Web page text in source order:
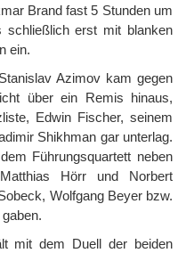
Brand fast 5 Stunden um
schließlich erst mit blanken
ein.
Azimov kam gegen
über ein Remis hinaus,
Edwin Fischer, seinem
Shikhman gar unterlag.
Führungsquartett neben
Hörr und Norbert
Wolfgang Beyer bzw.
mit dem Duell der beiden